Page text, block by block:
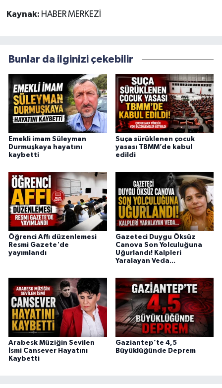
Kaynak: HABER MERKEZİ
Bunlar da ilginizi çekebilir
Emekli imam Süleyman
Durmuşkaya hayatını
kaybetti
Suça sürüklenen çocuk
yasası TBMM’de kabul
edildi
Öğrenci Affı düzenlemesi
Resmi Gazete'de
yayımlandı
Gazeteci Duygu Öksüz
Canova Son Yolculuğuna
Uğurlandı! Kalpleri
Yaralayan Veda...
Arabesk Müziğin Sevilen
İsmi Cansever Hayatını
Kaybetti
Gaziantep’te 4,5
Büyüklüğünde Deprem